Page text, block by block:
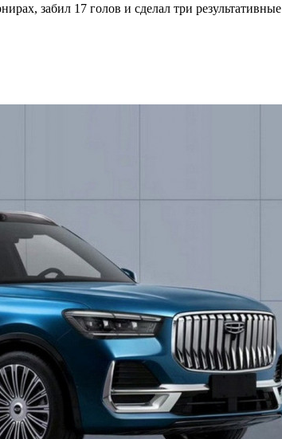
забил 17 голов и сделал три